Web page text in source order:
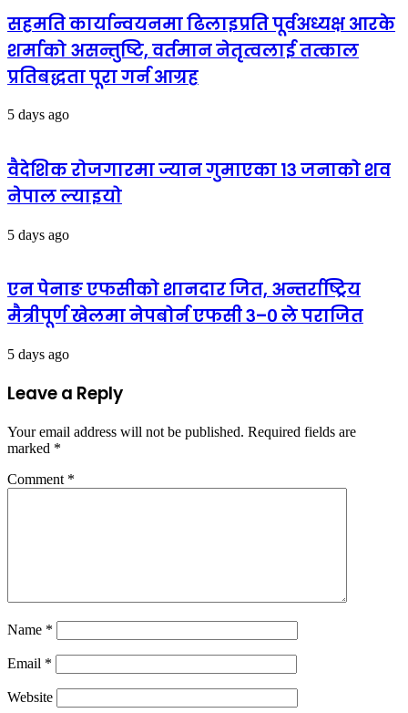
सहमति कार्यान्वयनमा ढिलाइप्रति पूर्वअध्यक्ष आरके
शर्माको असन्तुष्टि, वर्तमान नेतृत्वलाई तत्काल
प्रतिबद्धता पूरा गर्न आग्रह
5 days ago
वैदेशिक रोजगारमा ज्यान गुमाएका १३ जनाको शव
नेपाल ल्याइयो
5 days ago
एन पेनाङ एफसीको शानदार जित, अन्तर्राष्ट्रिय
मैत्रीपूर्ण खेलमा नेपबोर्न एफसी ३–० ले पराजित
5 days ago
Leave a Reply
Your email address will not be published. Required fields are
marked *
Comment *
Name *
Email *
Website